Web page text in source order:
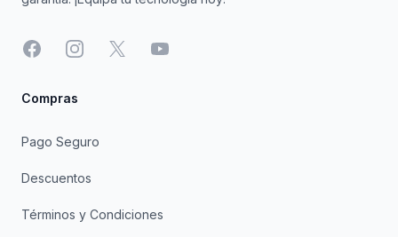
FacebookInstagram
X YouTube
Compras
Pago Seguro
Descuentos
Términos y Condiciones